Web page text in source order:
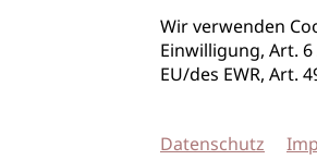
Wir verwenden
Einwilligung, Art.
EU/des EWR, Art.
Datenschutz